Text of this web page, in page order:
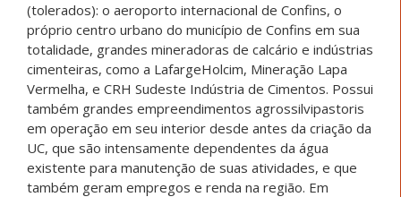
(tolerados): o aeroporto internacional de Confins, o
próprio centro urbano do município de Confins em sua
totalidade, grandes mineradoras de calcário e indústrias
cimenteiras, como a LafargeHolcim, Mineração Lapa
Vermelha, e CRH Sudeste Indústria de Cimentos. Possui
também grandes empreendimentos agrossilvipastoris
em operação em seu interior desde antes da criação da
UC, que são intensamente dependentes da água
existente para manutenção de suas atividades, e que
também geram empregos e renda na região. Em